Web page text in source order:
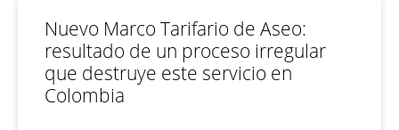
Nuevo Marco Tarifario de Aseo:
resultado de un proceso irregular
que destruye este servicio en
Colombia